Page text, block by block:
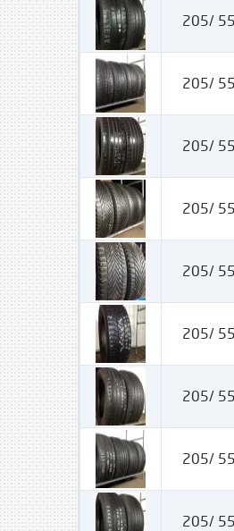
205/
205/
205/
205/
205/
205/
205/
205/
205/